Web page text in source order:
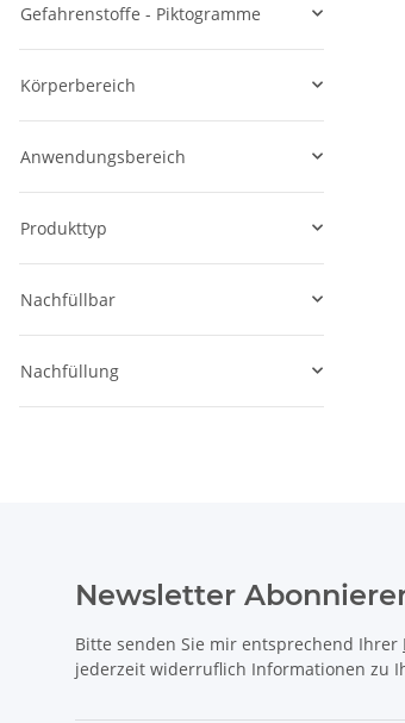
Gefahrenstoffe - Piktogramme
Körperbereich
Anwendungsbereich
Produkttyp
Nachfüllbar
Nachfüllung
Newsletter
Bitte senden Sie mir entsprechend Ihrer
jederzeit widerruflich Informationen zu